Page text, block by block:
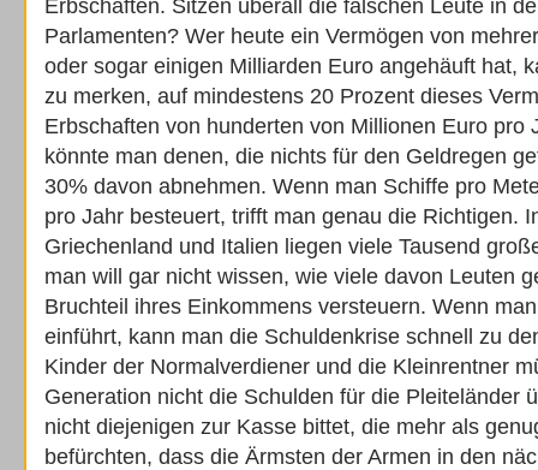
Erbschaften. Sitzen überall die falschen Leute in
Parlamenten? Wer heute ein Vermögen von
oder sogar einigen Milliarden Euro angehäuft hat,
zu merken, auf mindestens 20 Prozent dieses
Erbschaften von hunderten von Millionen Euro pro
könnte man denen, die nichts für den Geldregen
30% davon abnehmen. Wenn man Schiffe pro
pro Jahr besteuert, trifft man genau die Richtigen.
Griechenland und Italien liegen viele Tausend
man will gar nicht wissen, wie viele davon Leuten
Bruchteil ihres Einkommens versteuern. Wenn
einführt, kann man die Schuldenkrise schnell zu
Kinder der Normalverdiener und die Kleinrentner
Generation nicht die Schulden für die Pleiteländer
nicht diejenigen zur Kasse bittet, die mehr als
befürchten, dass die Ärmsten der Armen in den